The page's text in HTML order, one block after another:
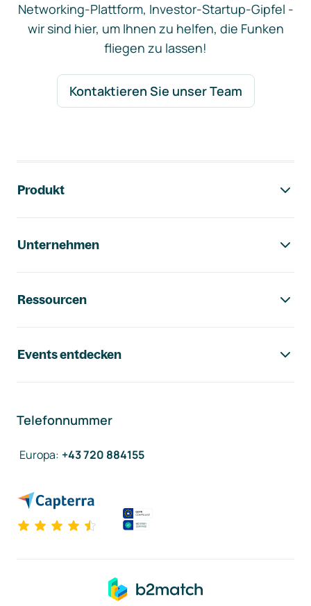
Networking-Plattform, Investor-Startup-Gipfel -
wir sind hier, um Ihnen zu helfen, die Funken
fliegen zu lassen!
Kontaktieren Sie unser Team
Produkt
Unternehmen
Ressourcen
Events entdecken
Telefonnummer
Europa: +43 720 884155